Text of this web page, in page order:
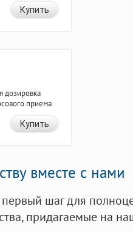
Купить
дозировка
приема
Купить
вместе с нами
шаг для
придагаемые на